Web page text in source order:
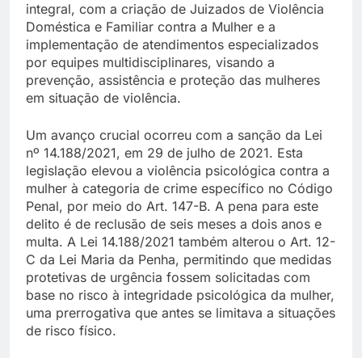
integral, com a criação de Juizados de Violência
Doméstica e Familiar contra a Mulher e a
implementação de atendimentos especializados
por equipes multidisciplinares, visando a
prevenção, assistência e proteção das mulheres
em situação de violência.
Um avanço crucial ocorreu com a sanção da Lei
nº 14.188/2021, em 29 de julho de 2021. Esta
legislação elevou a violência psicológica contra a
mulher à categoria de crime específico no Código
Penal, por meio do Art. 147-B. A pena para este
delito é de reclusão de seis meses a dois anos e
multa. A Lei 14.188/2021 também alterou o Art. 12-
C da Lei Maria da Penha, permitindo que medidas
protetivas de urgência fossem solicitadas com
base no risco à integridade psicológica da mulher,
uma prerrogativa que antes se limitava a situações
de risco físico.